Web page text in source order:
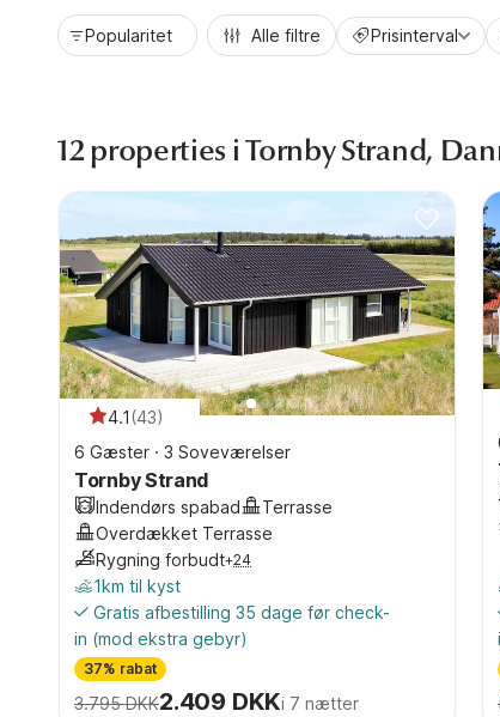
Popularitet Alle filtre Prisinterval
12 properties i Tornby Strand,
4.1 (43)
6 Gæster · 3 Soveværelser
Tornby Strand
Indendørs spabad
Terrasse
Overdækket Terrasse
Rygning forbudt+24
1km til kyst
Gratis afbestilling 35 dage før check-
in (mod ekstra gebyr)
37% rabat
3.795 DKK2.409 DKKi 7 nætter